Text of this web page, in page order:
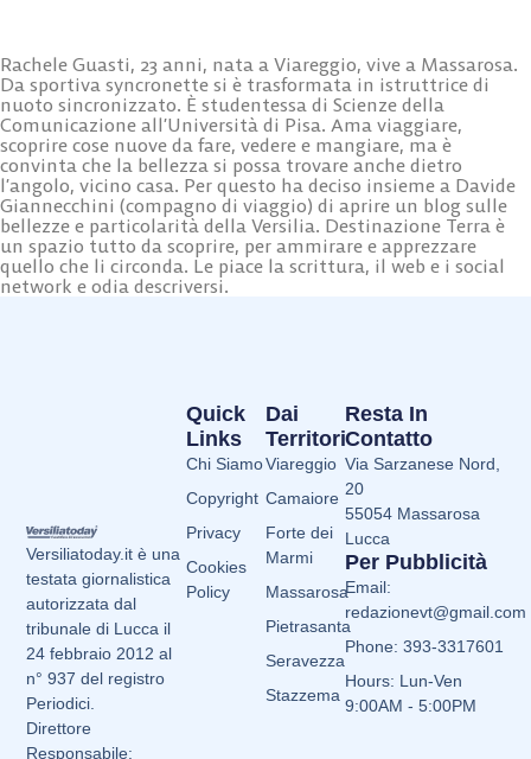
Rachele Guasti, 23 anni, nata a Viareggio, vive a Massarosa.
Da sportiva syncronette si è trasformata in istruttrice di
nuoto sincronizzato. È studentessa di Scienze della
Comunicazione all’Università di Pisa. Ama viaggiare,
scoprire cose nuove da fare, vedere e mangiare, ma è
convinta che la bellezza si possa trovare anche dietro
l’angolo, vicino casa. Per questo ha deciso insieme a Davide
Giannecchini (compagno di viaggio) di aprire un blog sulle
bellezze e particolarità della Versilia. Destinazione Terra è
un spazio tutto da scoprire, per ammirare e apprezzare
quello che li circonda. Le piace la scrittura, il web e i social
network e odia descriversi.
Versiliatoday.it è una
testata giornalistica
autorizzata dal
tribunale di Lucca il
24 febbraio 2012 al
n° 937 del registro
Periodici.
Direttore
Responsabile:
Dai
Territori
Viareggio
Camaiore
Forte dei
Marmi
Massarosa
Pietrasanta
Seravezza
Stazzema
Quick
Links
Chi Siamo
Copyright
Privacy
Cookies
Policy
Resta In
Contatto
Via Sarzanese Nord,
20
55054 Massarosa
Lucca
Per Pubblicità
Email:
redazionevt@gmail.com
Phone: 393-3317601
Hours: Lun-Ven
9:00AM - 5:00PM